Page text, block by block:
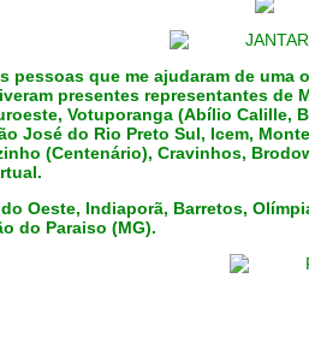
pessoas que me ajudaram de
presentes representantes
Votuporanga (Abílio
José do Rio Preto Sul, Icem,
(Centenário), Cravinhos,
Oeste, Indiaporã, Barretos,
do Paraiso (MG).